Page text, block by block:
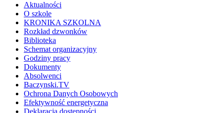
Aktualności
O szkole
KRONIKA SZKOLNA
Rozkład dzwonków
Biblioteka
Schemat organizacyjny
Godziny pracy
Dokumenty
Absolwenci
Baczynski.TV
Ochrona Danych Osobowych
Efektywność energetyczna